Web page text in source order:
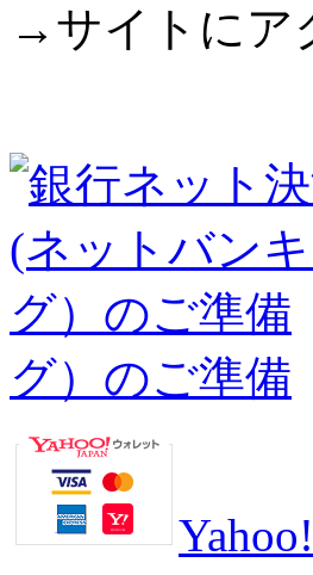
→サイトにア
グ）のご準備